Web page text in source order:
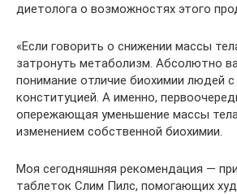
диетолога о возможностях этого
«Если говорить о снижении массы
затронуть метаболизм. Абсолютно
понимание отличие биохимии людей с
конституцией. А именно,
опережающая уменьшение массы
изменением собственной биохимии.
Моя сегодняшняя рекомендация —
таблеток Слим Пилс, помогающих